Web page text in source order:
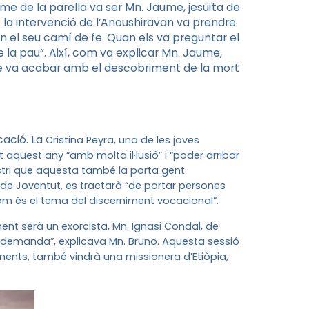
de la parella va ser Mn. Jaume, jesuïta de
intervenció de l’Anoushiravan va prendre
el seu camí de fe. Quan els va preguntar el
pau”. Així, com va explicar Mn. Jaume,
va acabar amb el descobriment de la mort
La Cristina Peyra, una de les joves
any “amb molta il·lusió” i “poder arribar
que aquesta també la porta gent
Joventut, es tractarà “de portar persones
és el tema del discerniment vocacional”.
serà un exorcista, Mn. Ignasi Condal, de
explicava Mn. Bruno. Aquesta sessió
també vindrà una missionera d’Etiòpia,